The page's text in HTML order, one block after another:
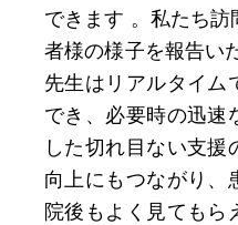
できます 。私たち訪
者様の様子を報告い
先生はリアルタイム
でき、必要時の迅速
した切れ目ない支援
向上にもつながり、
院後もよく見てもら